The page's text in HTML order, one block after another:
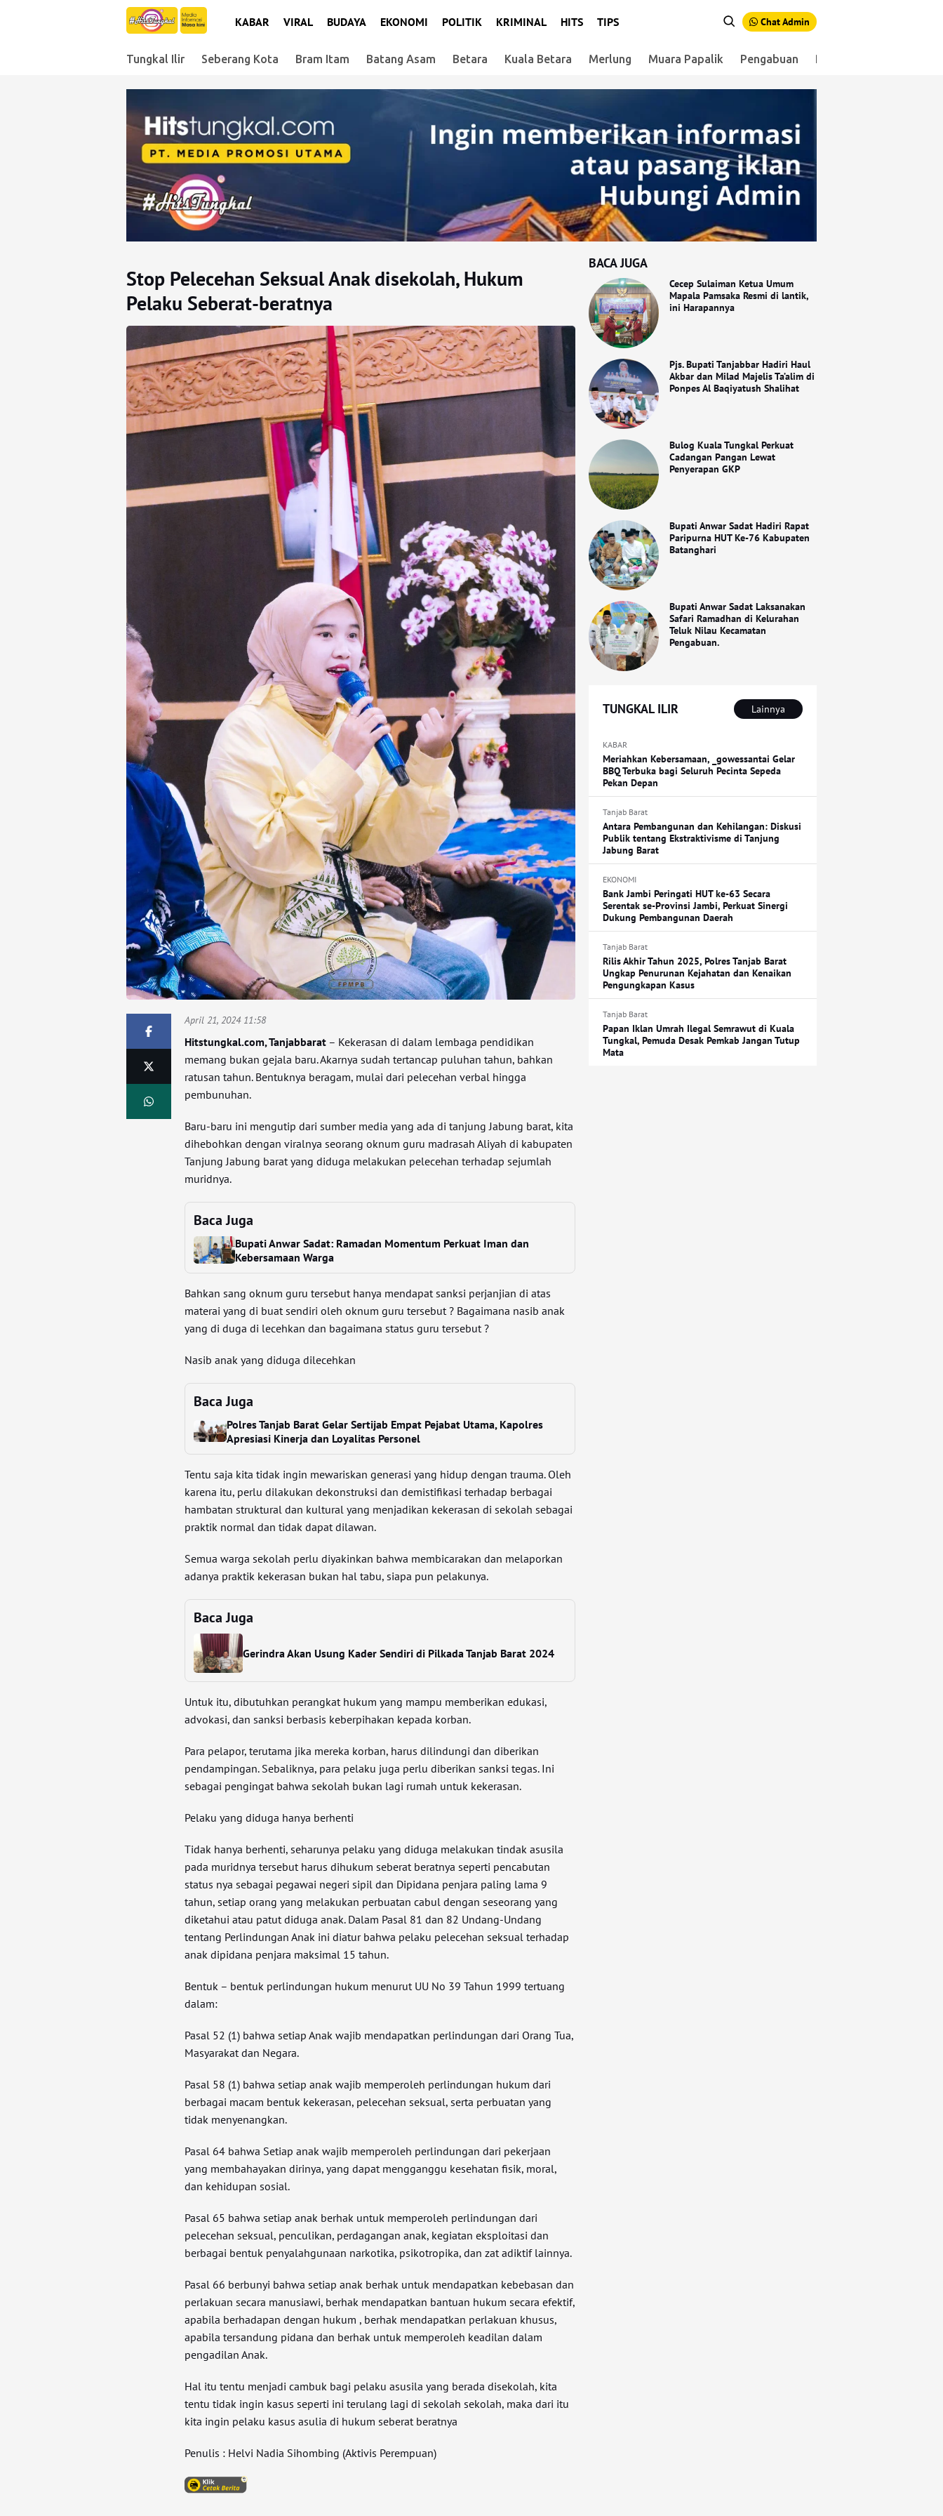
KABAR VIRAL BUDAYA EKONOMI POLITIK KRIMINAL HITS TIPS Chat Admin
Tungkal Ilir Seberang Kota Bram Itam Batang Asam Betara Kuala Betara Merlung Muara Papalik Pengabuan Renah Mendaluh
Stop Pelecehan Seksual Anak disekolah, Hukum
Pelaku Seberat-beratnya
April 21, 2024 11:58
Hitstungkal.com, Tanjabbarat – Kekerasan di dalam lembaga pendidikan
memang bukan gejala baru. Akarnya sudah tertancap puluhan tahun, bahkan
ratusan tahun. Bentuknya beragam, mulai dari pelecehan verbal hingga
pembunuhan.
Baru-baru ini mengutip dari sumber media yang ada di tanjung Jabung barat, kita
dihebohkan dengan viralnya seorang oknum guru madrasah Aliyah di kabupaten
Tanjung Jabung barat yang diduga melakukan pelecehan terhadap sejumlah
muridnya.
Baca Juga
Bupati Anwar Sadat: Ramadan Momentum Perkuat Iman dan
Kebersamaan Warga
Bahkan sang oknum guru tersebut hanya mendapat sanksi perjanjian di atas
materai yang di buat sendiri oleh oknum guru tersebut ? Bagaimana nasib anak
yang di duga di lecehkan dan bagaimana status guru tersebut ?
Nasib anak yang diduga dilecehkan
Baca Juga
Polres Tanjab Barat Gelar Sertijab Empat Pejabat Utama, Kapolres
Apresiasi Kinerja dan Loyalitas Personel
Tentu saja kita tidak ingin mewariskan generasi yang hidup dengan trauma. Oleh
karena itu, perlu dilakukan dekonstruksi dan demistifikasi terhadap berbagai
hambatan struktural dan kultural yang menjadikan kekerasan di sekolah sebagai
praktik normal dan tidak dapat dilawan.
Semua warga sekolah perlu diyakinkan bahwa membicarakan dan melaporkan
adanya praktik kekerasan bukan hal tabu, siapa pun pelakunya.
Baca Juga
Gerindra Akan Usung Kader Sendiri di Pilkada Tanjab Barat 2024
Untuk itu, dibutuhkan perangkat hukum yang mampu memberikan edukasi,
advokasi, dan sanksi berbasis keberpihakan kepada korban.
Para pelapor, terutama jika mereka korban, harus dilindungi dan diberikan
pendampingan. Sebaliknya, para pelaku juga perlu diberikan sanksi tegas. Ini
sebagai pengingat bahwa sekolah bukan lagi rumah untuk kekerasan.
Pelaku yang diduga hanya berhenti
Tidak hanya berhenti, seharunya pelaku yang diduga melakukan tindak asusila
pada muridnya tersebut harus dihukum seberat beratnya seperti pencabutan
status nya sebagai pegawai negeri sipil dan Dipidana penjara paling lama 9
tahun, setiap orang yang melakukan perbuatan cabul dengan seseorang yang
diketahui atau patut diduga anak. Dalam Pasal 81 dan 82 Undang-Undang
tentang Perlindungan Anak ini diatur bahwa pelaku pelecehan seksual terhadap
anak dipidana penjara maksimal 15 tahun.
Bentuk – bentuk perlindungan hukum menurut UU No 39 Tahun 1999 tertuang
dalam:
Pasal 52 (1) bahwa setiap Anak wajib mendapatkan perlindungan dari Orang Tua,
Masyarakat dan Negara.
Pasal 58 (1) bahwa setiap anak wajib memperoleh perlindungan hukum dari
berbagai macam bentuk kekerasan, pelecehan seksual, serta perbuatan yang
tidak menyenangkan.
Pasal 64 bahwa Setiap anak wajib memperoleh perlindungan dari pekerjaan
yang membahayakan dirinya, yang dapat mengganggu kesehatan fisik, moral,
dan kehidupan sosial.
Pasal 65 bahwa setiap anak berhak untuk memperoleh perlindungan dari
pelecehan seksual, penculikan, perdagangan anak, kegiatan eksploitasi dan
berbagai bentuk penyalahgunaan narkotika, psikotropika, dan zat adiktif lainnya.
Pasal 66 berbunyi bahwa setiap anak berhak untuk mendapatkan kebebasan dan
perlakuan secara manusiawi, berhak mendapatkan bantuan hukum secara efektif,
apabila berhadapan dengan hukum , berhak mendapatkan perlakuan khusus,
apabila tersandung pidana dan berhak untuk memperoleh keadilan dalam
pengadilan Anak.
Hal itu tentu menjadi cambuk bagi pelaku asusila yang berada disekolah, kita
tentu tidak ingin kasus seperti ini terulang lagi di sekolah sekolah, maka dari itu
kita ingin pelaku kasus asulia di hukum seberat beratnya
Penulis : Helvi Nadia Sihombing (Aktivis Perempuan)
BACA JUGA
Cecep Sulaiman Ketua Umum
Mapala Pamsaka Resmi di lantik,
ini Harapannya
Pjs. Bupati Tanjabbar Hadiri Haul
Akbar dan Milad Majelis Ta’alim di
Ponpes Al Baqiyatush Shalihat
Bulog Kuala Tungkal Perkuat
Cadangan Pangan Lewat
Penyerapan GKP
Bupati Anwar Sadat Hadiri Rapat
Paripurna HUT Ke-76 Kabupaten
Batanghari
Bupati Anwar Sadat Laksanakan
Safari Ramadhan di Kelurahan
Teluk Nilau Kecamatan
Pengabuan.
TUNGKAL ILIR Lainnya
KABAR
Meriahkan Kebersamaan, _gowessantai Gelar
BBQ Terbuka bagi Seluruh Pecinta Sepeda
Pekan Depan
Tanjab Barat
Antara Pembangunan dan Kehilangan: Diskusi
Publik tentang Ekstraktivisme di Tanjung
Jabung Barat
EKONOMI
Bank Jambi Peringati HUT ke-63 Secara
Serentak se-Provinsi Jambi, Perkuat Sinergi
Dukung Pembangunan Daerah
Tanjab Barat
Rilis Akhir Tahun 2025, Polres Tanjab Barat
Ungkap Penurunan Kejahatan dan Kenaikan
Pengungkapan Kasus
Tanjab Barat
Papan Iklan Umrah Ilegal Semrawut di Kuala
Tungkal, Pemuda Desak Pemkab Jangan Tutup
Mata